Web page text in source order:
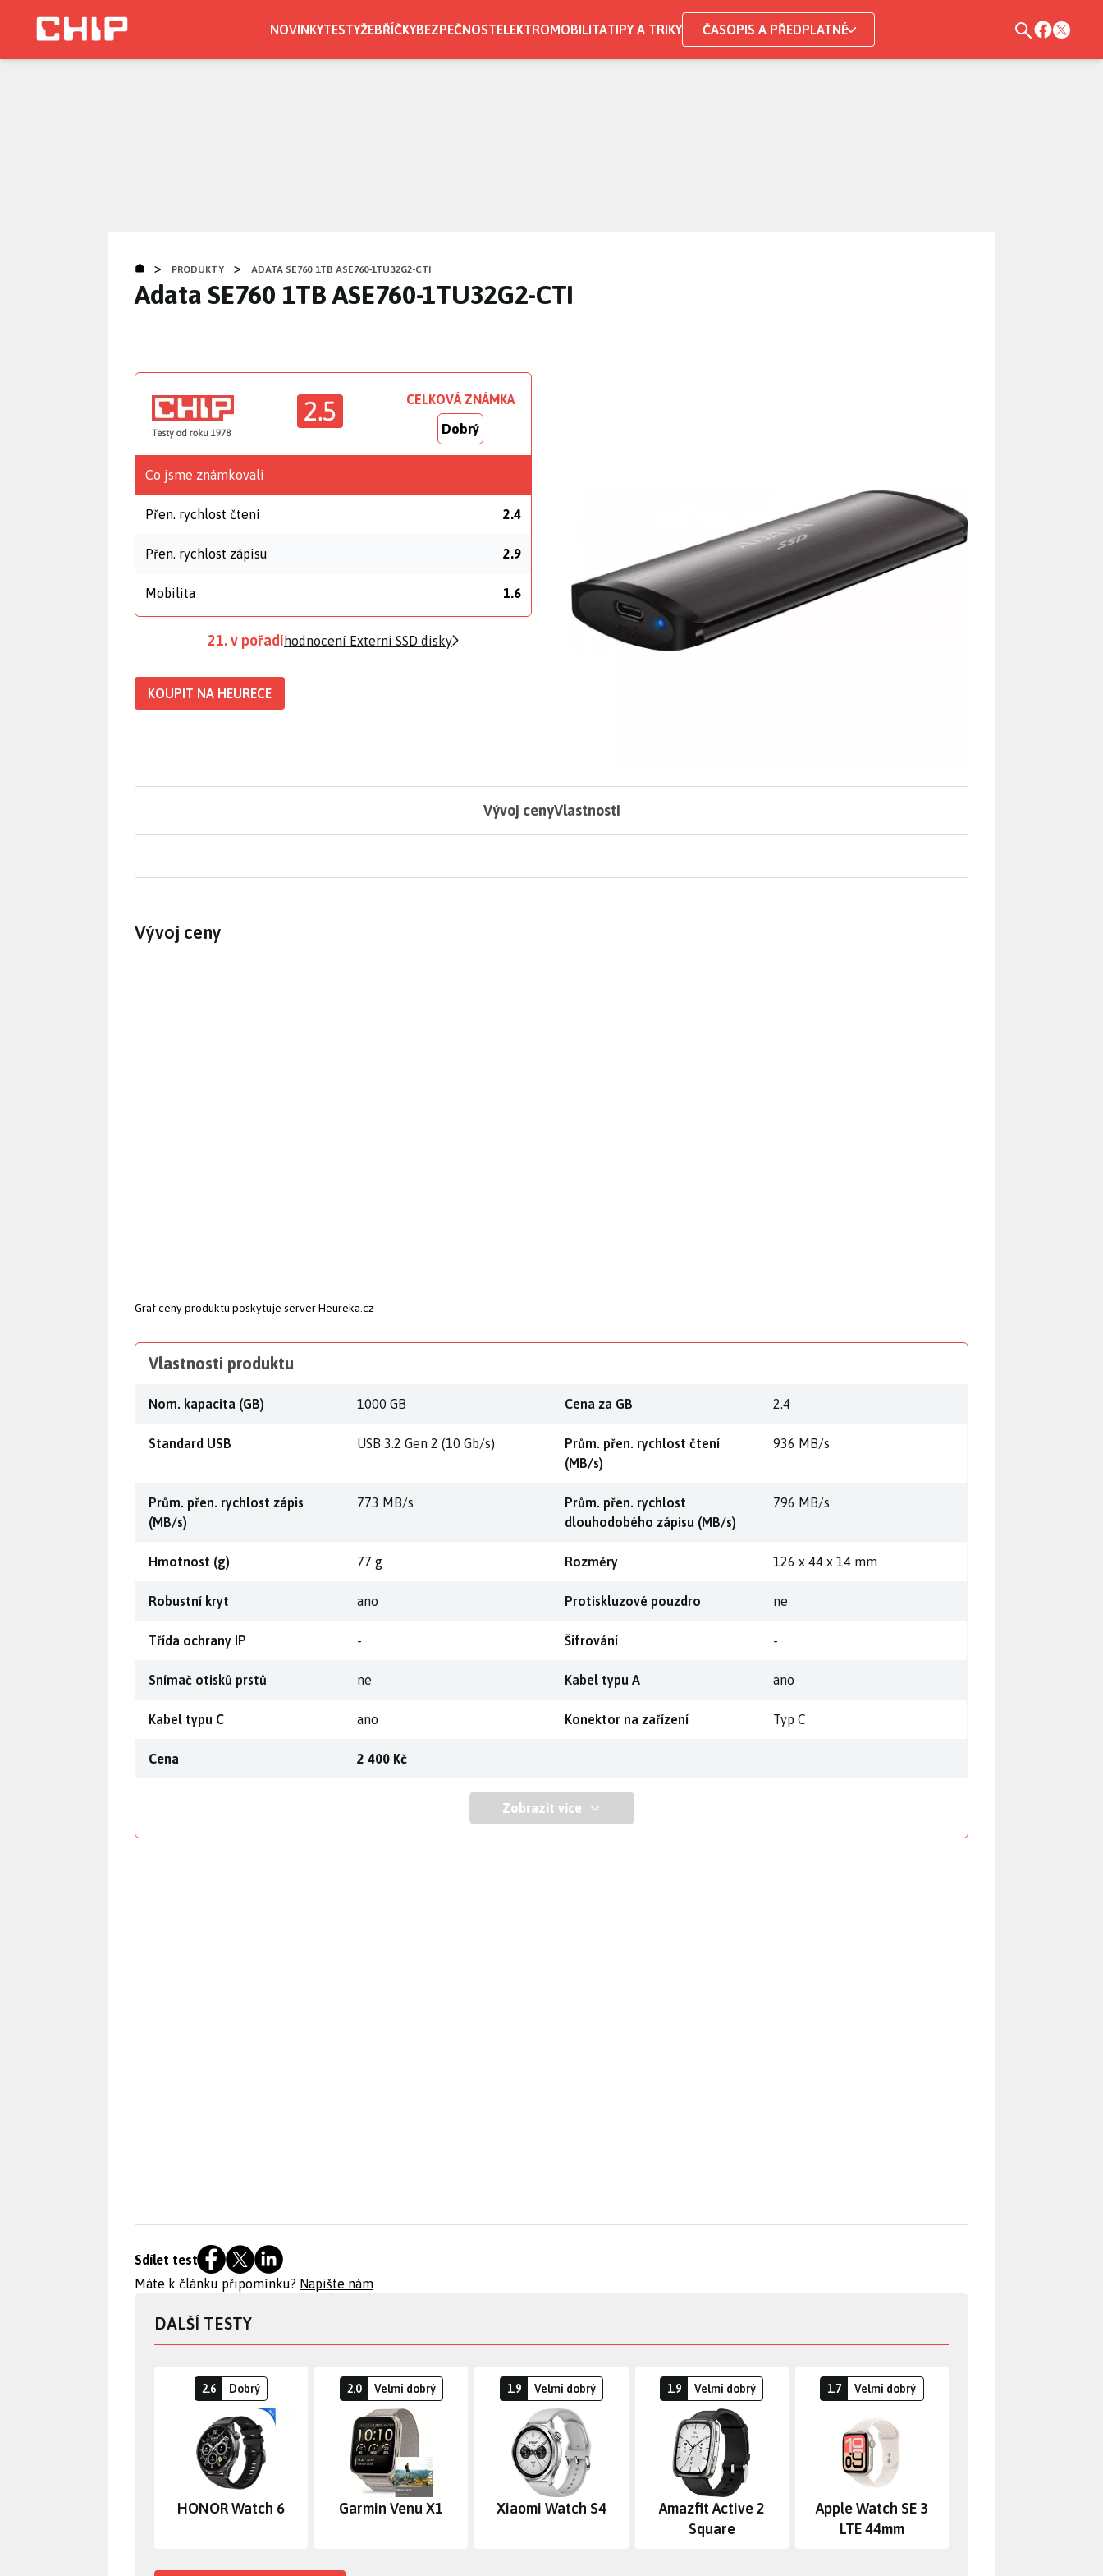
NOVINKYTESTYŽEBŘÍČKYBEZPEČNOSTELEKTROMOBILITATIPY A TRIKY ČASOPIS A PŘEDPLATNÉ
> PRODUKTY > ADATA SE760 1TB ASE760-1TU32G2-CTI
Adata SE760 1TB ASE760-1TU32G2-CTI
2.5 CELKOVÁ ZNÁMKA
Dobrý
Co jsme známkovali
Přen. rychlost čtení 2.4
Přen. rychlost zápisu 2.9
Mobilita 1.6
21. v pořadí hodnocení Externí SSD disky
KOUPIT NA HEURECE
Vývoj cenyVlastnosti
Vývoj ceny
Graf ceny produktu poskytuje server Heureka.cz
Vlastnosti produktu
Nom. kapacita (GB) 1000 GB Cena za GB 2.4
Standard USB USB 3.2 Gen 2 (10 Gb/s)
Prům. přen. rychlost čtení
(MB/s)
936 MB/s
Prům. přen. rychlost zápis
(MB/s)
773 MB/s
Prům. přen. rychlost
dlouhodobého zápisu (MB/s)
796 MB/s
Hmotnost (g) 77 g Rozměry 126 x 44 x 14 mm
Robustní kryt ano Protiskluzové pouzdro ne
Třída ochrany IP - Šifrování -
Snímač otisků prstů ne Kabel typu A ano
Kabel typu C ano Konektor na zařízení Typ C
Cena 2 400 Kč
Zobrazit více
Sdílet test
Máte k článku připomínku? Napište nám
DALŠÍ TESTY
2.6 Dobrý
HONOR Watch 6
2.0 Velmi dobrý
Garmin Venu X1
1.9 Velmi dobrý
Xiaomi Watch S4
1.9 Velmi dobrý
Amazfit Active 2
Square
1.7 Velmi dobrý
Apple Watch SE 3
LTE 44mm